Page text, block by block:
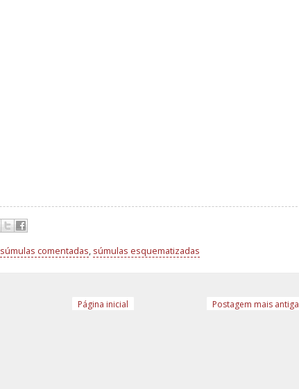
súmulas comentadas, súmulas esquematizadas
Postagem mais antiga
Página inicial